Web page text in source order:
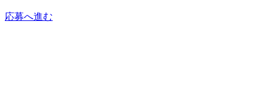
応募へ進む